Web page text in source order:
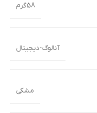
58گرم
آنالوگ-دیجیتال
مشکی